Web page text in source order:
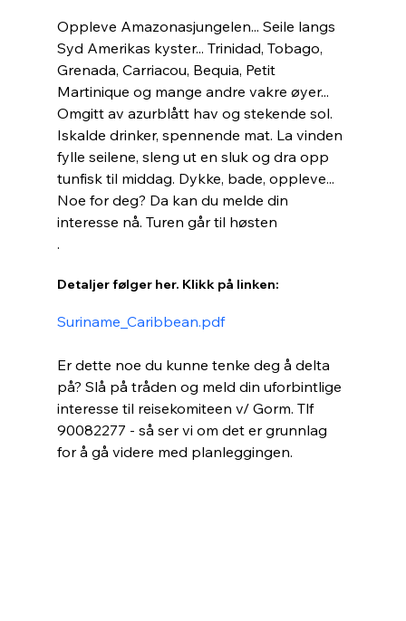
Oppleve Amazonasjungelen... Seile langs
Syd Amerikas kyster... Trinidad, Tobago,
Grenada, Carriacou, Bequia, Petit
Martinique og mange andre vakre øyer...
Omgitt av azurblått hav og stekende sol.
Iskalde drinker, spennende mat. La vinden
fylle seilene, sleng ut en sluk og dra opp
tunfisk til middag. Dykke, bade, oppleve...
Noe for deg? Da kan du melde din
interesse nå. Turen går til høsten
.
Detaljer følger her. Klikk på linken:
Suriname_Caribbean.pdf
Er dette noe du kunne tenke deg å delta
på? Slå på tråden og meld din uforbintlige
interesse til reisekomiteen v/ Gorm. Tlf
90082277 - så ser vi om det er grunnlag
for å gå videre med planleggingen.